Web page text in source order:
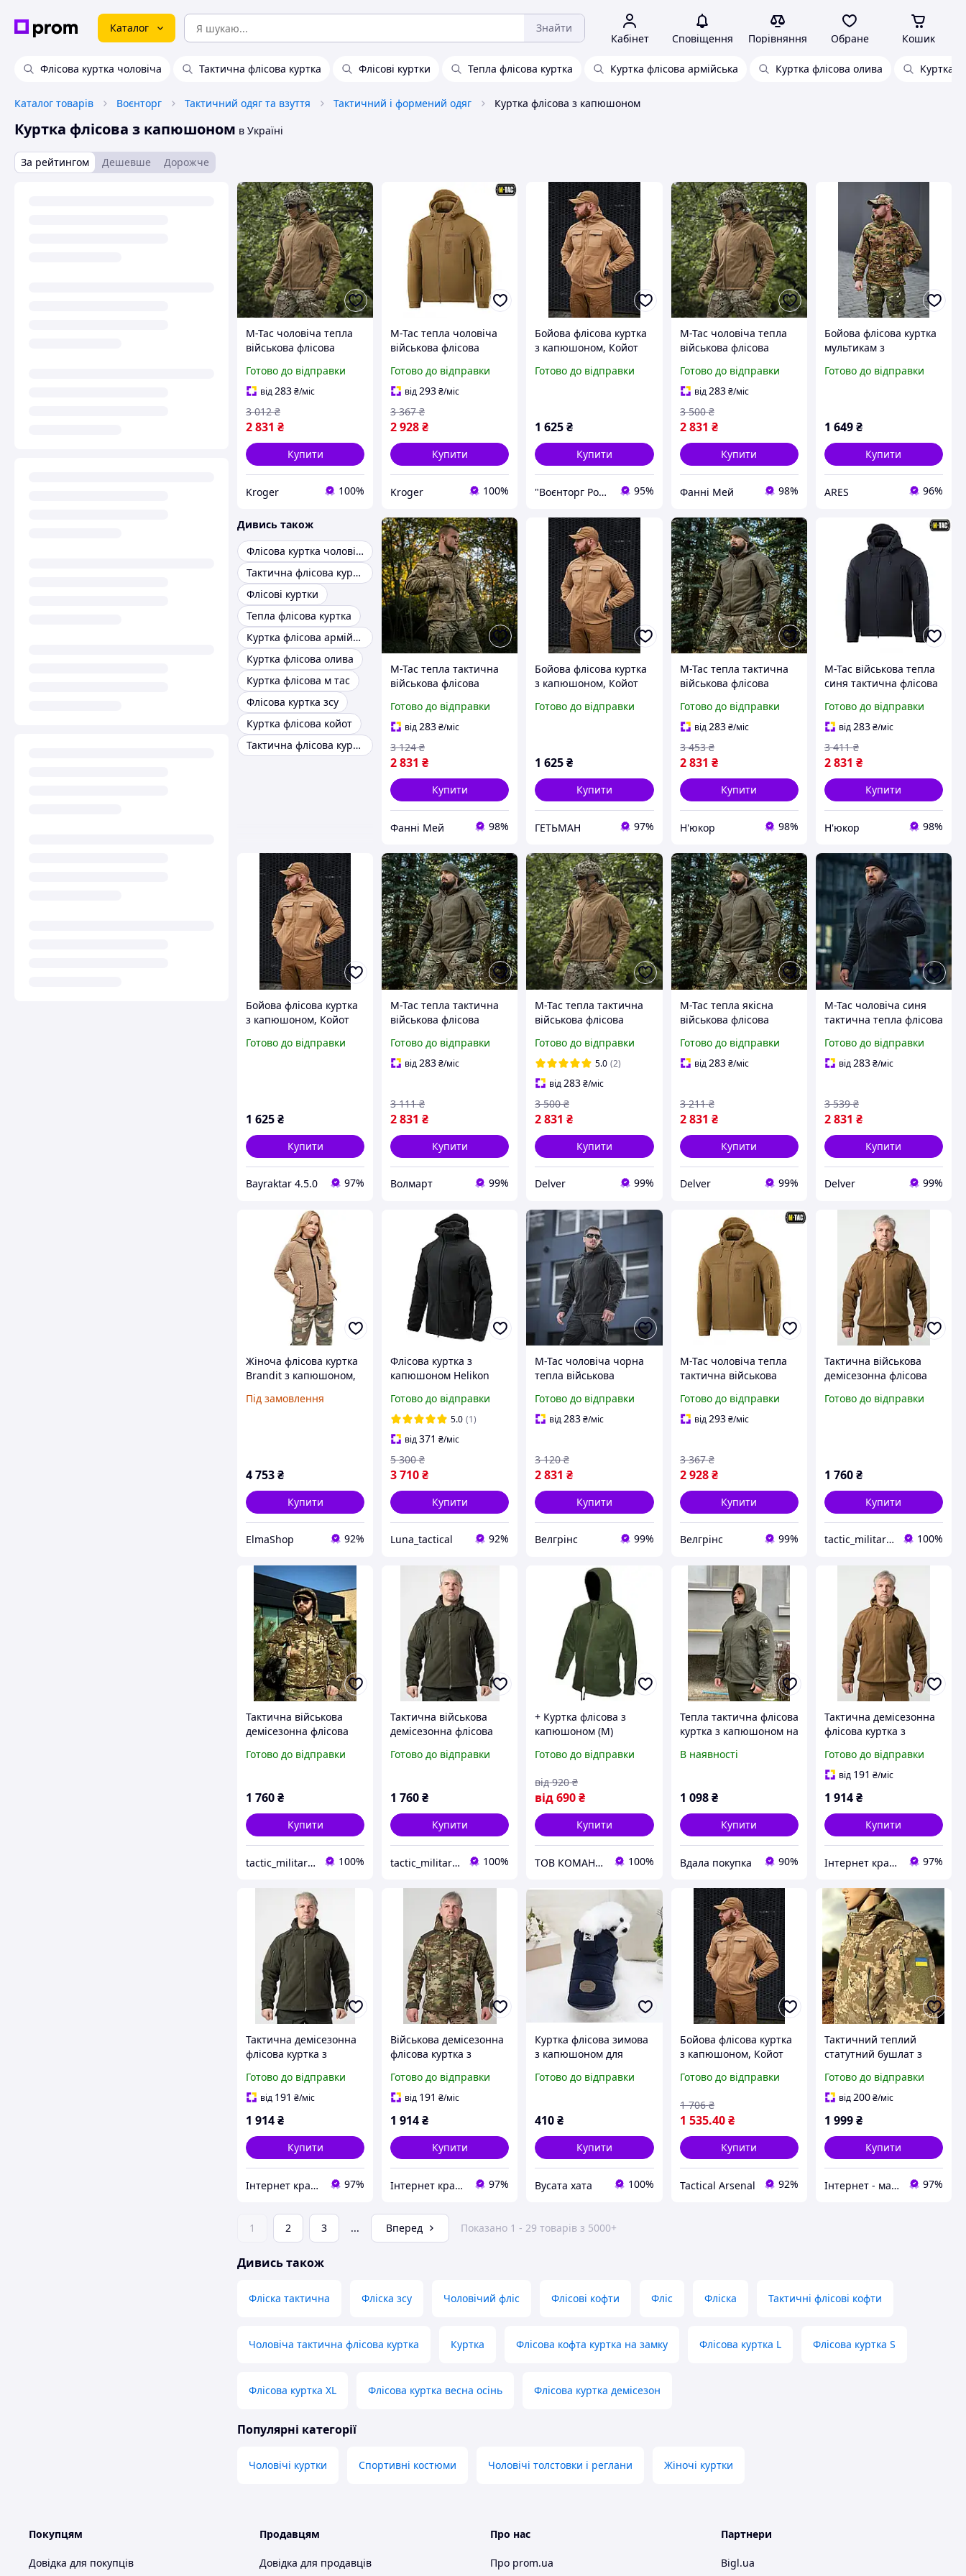
Каталог Знайти
Кабінет Сповіщення Порівняння Обране Кошик
Флісова куртка чоловіча Тактична флісова куртка Флісові куртки Тепла флісова куртка Куртка флісова армійська Куртка флісова олива Куртка
Каталог товарів Воєнторг Тактичний одяг та взуття Тактичний і формений одяг Куртка флісова з капюшоном
Куртка флісова з капюшоном в Україні
За рейтингом Дешевше Дорожче
M-Tac чоловіча тепла
військова флісова
капюшоном на
блискавці
Готово до відправки
від283₴/міс
2 831 ₴
3 012 ₴
Купити
Kroger 100%
M-Tac тепла чоловіча
військова флісова
капюшоном та велкро
панелями
Готово до відправки
від293₴/міс
2 928₴
3 367 ₴
Купити
Kroger 100%
Бойова флісова куртка
з капюшоном, Койот
Готово до відправки
1 625₴
Купити
"Воєнторг Роздріб/Опт": На варті вашої безпеки! 95%
M-Tac чоловіча тепла
військова флісова
капюшоном
Готово до відправки
від283 ₴/міс
2 831 ₴
3 500 ₴
Купити
Фанні Мей 98%
Бойова флісова куртка
мультикам з
фліс 340) GRANDER
Готово до відправки
1 649₴
Купити
ARES 96%
Дивись також
Флісова куртка чоловіча
Тактична флісова куртка
Флісові куртки
Тепла флісова куртка
Куртка флісова армійська
Куртка флісова олива
Куртка флісова м тас
Флісова куртка зсу
Куртка флісова койот
Тактична флісова куртка з капюшоном
M-Tac тепла тактична
військова флісова
капюшоном
Готово до відправки
від283₴/міс
2 831 ₴
3 124 ₴
Купити
Фанні Мей 98%
Бойова флісова куртка
з капюшоном, Койот
Готово до відправки
1 625₴
Купити
ГЕТЬМАН 97%
M-Tac тепла тактична
військова флісова
Готово до відправки
від283 ₴/міс
2 831 ₴
3 453 ₴
Купити
Н'юкор 98%
M-Tac військова тепла
синя тактична флісова
велкро панелями
Готово до відправки
від283₴/міс
2 831 ₴
3 411 ₴
Купити
Н'юкор 98%
Бойова флісова куртка
з капюшоном, Койот
Готово до відправки
1 625₴
Купити
Bayraktar 4.5.0 97%
M-Tac тепла тактична
військова флісова
Windblock Division
Gen.II Dark Olive
Готово до відправки
від283₴/міс
2 831 ₴
3 111 ₴
Купити
Волмарт 99%
M-Tac тепла тактична
військова флісова
капюшоном
Готово до відправки
5.0 (2)
від283₴/міс
2 831 ₴
3 500 ₴
Купити
Delver 99%
M-Tac тепла якісна
військова флісова
капюшоном
Готово до відправки
від 283 ₴/міс
2 831 ₴
3 211 ₴
Купити
Delver 99%
M-Tac чоловіча синя
тактична тепла флісова
Готово до відправки
від 283₴/міс
2 831 ₴
3 539 ₴
Купити
Delver 99%
Жіноча флісова куртка
Brandit з капюшоном,
відкритому повітрі,
Під замовлення
4 753₴
Купити
ElmaShop 92%
Флісова куртка з
капюшоном Helikon
Fleece Black, тактична
чоловіча тепла зимова
кофта
Готово до відправки
5.0 (1)
від371 ₴/міс
3 710₴
5 300 ₴
Купити
Luna_tactical 92%
M-Tac чоловіча чорна
тепла військова
капюшоном Windblock
Division Gen.II Black
Готово до відправки
від283₴/міс
2 831 ₴
3 120 ₴
Купити
Велгрінс 99%
M-Tac чоловіча тепла
тактична військова
капюшоном
Готово до відправки
від293 ₴/міс
2 928 ₴
3 367 ₴
Купити
Велгрінс 99%
Тактична військова
демісезонна флісова
Military Койот
Готово до відправки
1 760₴
Купити
tactic_military_shop 100%
Тактична військова
демісезонна флісова
Military Мультикам
Готово до відправки
1 760₴
Купити
tactic_military_shop 100%
Тактична військова
демісезонна флісова
Military Олива
Готово до відправки
1 760₴
Купити
tactic_military_shop 100%
+ Куртка флісова з
капюшоном (М)
для ЗСУ, спорту,
та міста.
Готово до відправки
від690₴
від 920 ₴
Купити
ТОВ КОМАНДОР 100%
Тепла тактична флісова
куртка з капюшоном на
В наявності
1 098 ₴
Купити
Вдала покупка 90%
Тактична демісезонна
флісова куртка з
Койот
Готово до відправки
від 191 ₴/міс
1 914₴
Купити
Інтернет крамниця “САПСАН” 97%
Тактична демісезонна
флісова куртка з
Олива
Готово до відправки
від 191 ₴/міс
1 914₴
Купити
Інтернет крамниця “САПСАН” 97%
Військова демісезонна
флісова куртка з
Мультикам
Готово до відправки
від 191 ₴/міс
1 914₴
Купити
Інтернет крамниця “САПСАН” 97%
Куртка флісова зимова
з капюшоном для
Готово до відправки
410₴
Купити
Вусата хата 100%
Бойова флісова куртка
з капюшоном, Койот
Готово до відправки
1 535.40 ₴
1 706 ₴
Купити
Tactical Arsenal 92%
Тактичний теплий
статутний бушлат з
ЗСУ на флісовій
підкладці Куртка
Готово до відправки
від200₴/міс
1 999₴
Купити
Інтернет - магазин " Закупка онлайн " 97%
1 2 3 ... Вперед Показано 1 - 29 товарів з 5000+
Дивись також
Фліска тактична Фліска зсу Чоловічий фліс Флісові кофти Фліс Фліска Тактичні флісові кофти
Чоловіча тактична флісова куртка Куртка Флісова кофта куртка на замку Флісова куртка L Флісова куртка S
Флісова куртка XL Флісова куртка весна осінь Флісова куртка демісезон
Популярні категорії
Чоловічі куртки Спортивні костюми Чоловічі толстовки і реглани Жіночі куртки
Покупцям
Довідка для покупців
Продавцям
Довідка для продавців
Про нас
Про prom.ua
Партнери
Bigl.ua